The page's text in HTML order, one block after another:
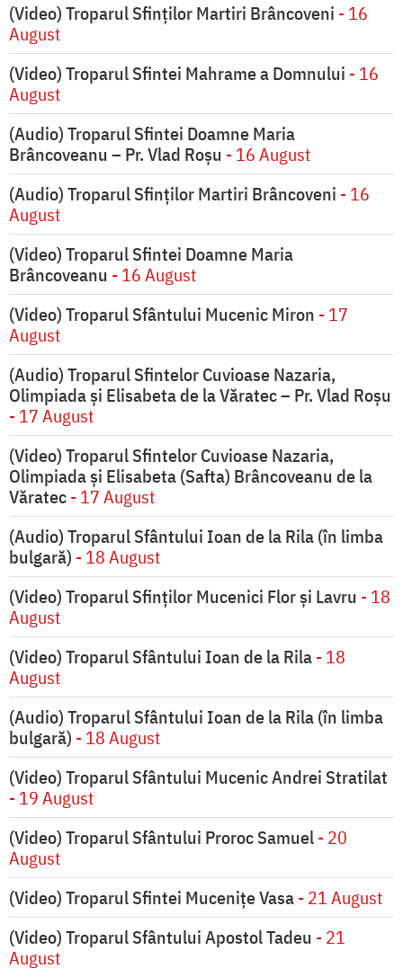
(Video) Troparul Sfinților Martiri Brâncoveni - 16
August
(Video) Troparul Sfintei Mahrame a Domnului - 16
August
(Audio) Troparul Sfintei Doamne Maria
Brâncoveanu – Pr. Vlad Roșu - 16 August
(Audio) Troparul Sfinților Martiri Brâncoveni - 16
August
(Video) Troparul Sfintei Doamne Maria
Brâncoveanu - 16 August
(Video) Troparul Sfântului Mucenic Miron - 17
August
(Audio) Troparul Sfintelor Cuvioase Nazaria,
Olimpiada și Elisabeta de la Văratec – Pr. Vlad Roșu
- 17 August
(Video) Troparul Sfintelor Cuvioase Nazaria,
Olimpiada și Elisabeta (Safta) Brâncoveanu de la
Văratec- 17 August
(Audio) Troparul Sfântului Ioan de la Rila (în limba
bulgară) - 18 August
(Video) Troparul Sfinților Mucenici Flor și Lavru - 18
August
(Video) Troparul Sfântului Ioan de la Rila- 18
August
(Audio) Troparul Sfântului Ioan de la Rila (în limba
bulgară) - 18 August
(Video) Troparul Sfântului Mucenic Andrei Stratilat
- 19 August
(Video) Troparul Sfântului Proroc Samuel- 20
August
(Video) Troparul Sfintei Mucenițe Vasa- 21 August
(Video) Troparul Sfântului Apostol Tadeu - 21
August